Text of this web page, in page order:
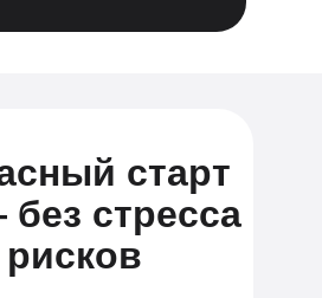
старт
стресса
рисков